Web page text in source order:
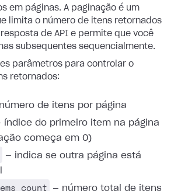
em páginas. A paginação é um
limita o número de itens retornados
de API e permite que você
subsequentes sequencialmente.
parâmetros para controlar o
retornados:
de itens por página
índice do primeiro item na página
começa em 0)
— indica se outra página está
— número total de itens